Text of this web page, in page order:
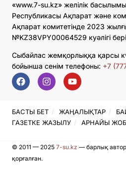
«www.7-su.kz» желілік
Республикасы Ақпарат және
Ақпарат комитетінде 2023
№KZ38VPY00064529 куәлігі
Сыбайлас жемқорлыққа қарсы
бойынша сенім телефоны: +7
БАСТЫ БЕТ ЖАҢАЛЫҚТАР
ГАЗЕТКЕ ЖАЗЫЛУ
АРНАЙЫ
© 2011 — 2025 7-su.kz — барлық
қорғалған.